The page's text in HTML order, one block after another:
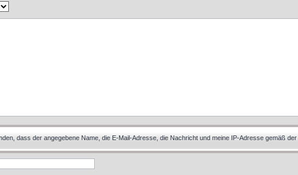
dass der angegebene Name, die E-Mail-Adresse, die Nachricht und meine IP-Adresse gemäß der